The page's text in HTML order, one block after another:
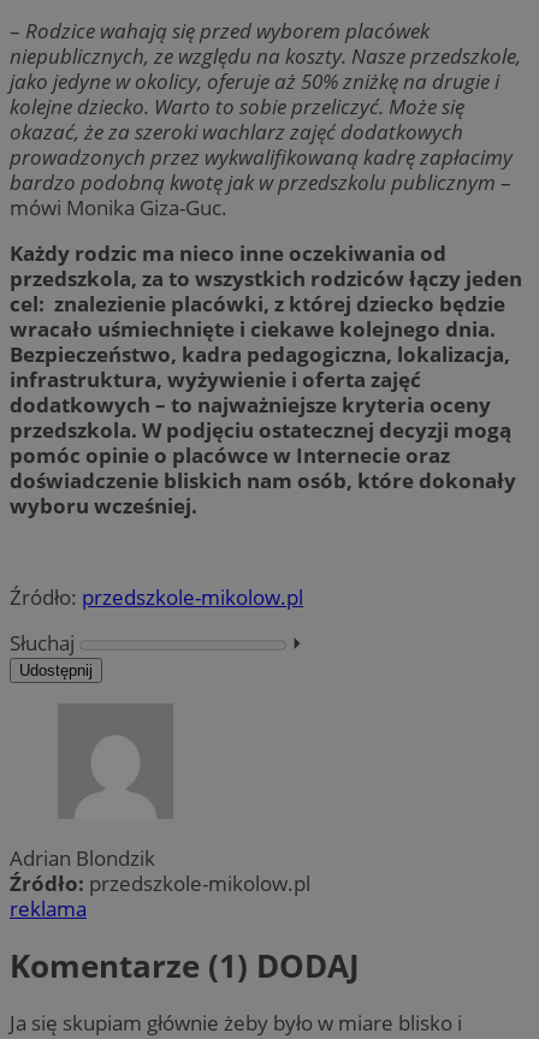
– Rodzice wahają się przed wyborem placówek
niepublicznych, ze względu na koszty. Nasze przedszkole,
jako jedyne w okolicy, oferuje aż 50% zniżkę na drugie i
kolejne dziecko. Warto to sobie przeliczyć. Może się
okazać, że za szeroki wachlarz zajęć dodatkowych
prowadzonych przez wykwalifikowaną kadrę zapłacimy
bardzo podobną kwotę jak w przedszkolu publicznym –
mówi Monika Giza-Guc.
Każdy rodzic ma nieco inne oczekiwania od
przedszkola, za to wszystkich rodziców łączy jeden
cel: znalezienie placówki, z której dziecko będzie
wracało uśmiechnięte i ciekawe kolejnego dnia.
Bezpieczeństwo, kadra pedagogiczna, lokalizacja,
infrastruktura, wyżywienie i oferta zajęć
dodatkowych – to najważniejsze kryteria oceny
przedszkola. W podjęciu ostatecznej decyzji mogą
pomóc opinie o placówce w Internecie oraz
doświadczenie bliskich nam osób, które dokonały
wyboru wcześniej.
Źródło: przedszkole-mikolow.pl
Słuchaj
⏵︎
Udostępnij
Adrian Blondzik
Źródło: przedszkole-mikolow.pl
reklama
Komentarze (1) DODAJ
Ja się skupiam głównie żeby było w miare blisko i